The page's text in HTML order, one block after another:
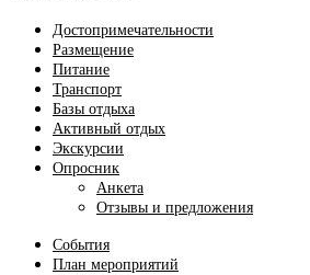
Достопримечательности
Размещение
Питание
Транспорт
Базы отдыха
Активный отдых
Экскурсии
Опросник
Анкета
Отзывы и предложения
События
План мероприятий